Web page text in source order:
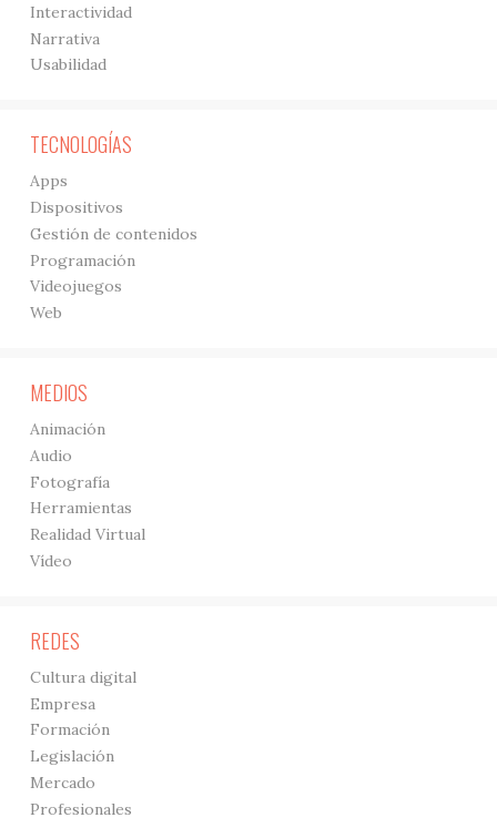
Interactividad
Narrativa
Usabilidad
TECNOLOGÍAS
Apps
Dispositivos
Gestión de contenidos
Programación
Videojuegos
Web
MEDIOS
Animación
Audio
Fotografía
Herramientas
Realidad Virtual
Vídeo
REDES
Cultura digital
Empresa
Formación
Legislación
Mercado
Profesionales